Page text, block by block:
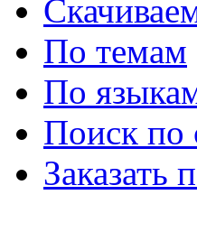
По темам
По
Поиск по
Заказать